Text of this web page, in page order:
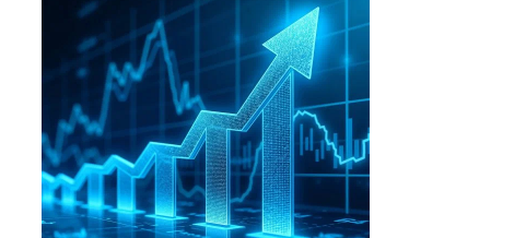
Фото:
Анатолий
Жданов,
Коммерсантъ